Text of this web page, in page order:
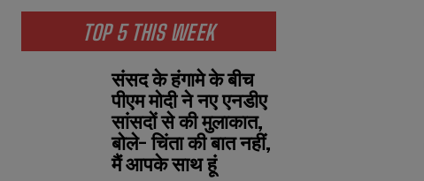
TOP 5 THIS WEEK
संसद के हंगामे के बीच
पीएम मोदी ने नए एनडीए
सांसदों से की मुलाकात,
बोले- चिंता की बात नहीं,
मैं आपके साथ हूं